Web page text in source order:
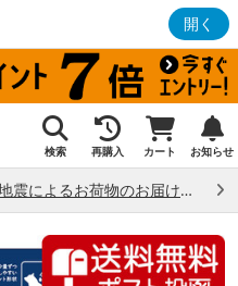
開く
検索 再購入 カート お知らせ
熊本県熊本地方で発生した地震によるお荷物のお届け状況について （7/28）